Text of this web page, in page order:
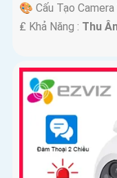
🎨 Cấu Tạo Camera
️₤ Khả Năng : Thu